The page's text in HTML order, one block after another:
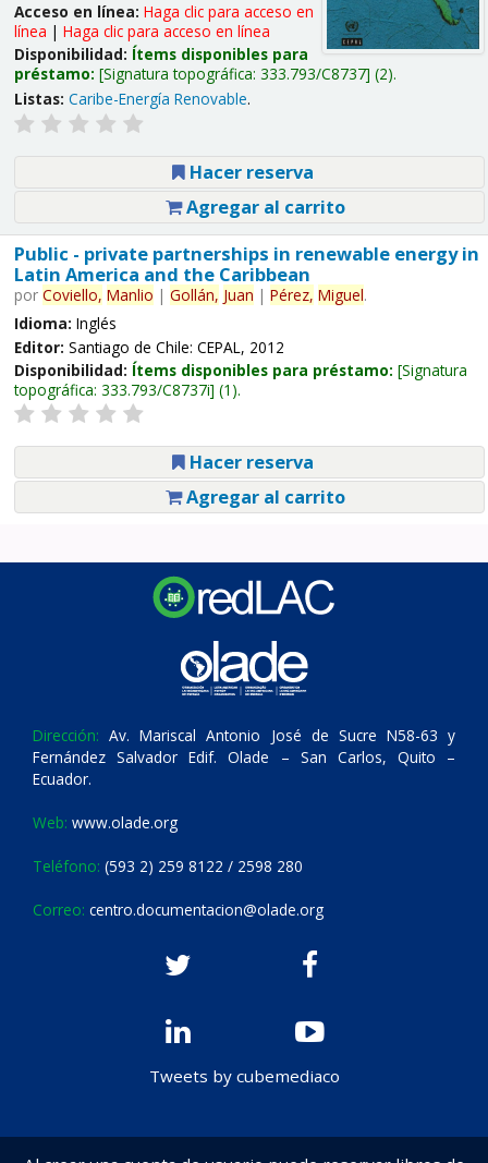
Acceso en línea: Haga clic para acceso en
línea | Haga clic para acceso en línea
Disponibilidad: Ítems disponibles para
préstamo: Signatura topográfica: 333.793/C8737 (2).
Listas: Caribe-Energía Renovable.
Hacer reserva
Agregar al carrito
Public - private partnerships in renewable energy in
Latin America and the Caribbean
por Coviello, Manlio | Gollán, Juan | Pérez, Miguel.
Idioma: Inglés
Editor: Santiago de Chile: CEPAL, 2012
Disponibilidad: Ítems disponibles para préstamo: Signatura
topográfica: 333.793/C8737i (1).
Hacer reserva
Agregar al carrito
Dirección: Av. Mariscal Antonio José de Sucre N58-63 y
Fernández Salvador Edif. Olade – San Carlos, Quito –
Ecuador.
Web: www.olade.org
Teléfono: (593 2) 259 8122 / 2598 280
Correo: centro.documentacion@olade.org
Tweets by cubemediaco